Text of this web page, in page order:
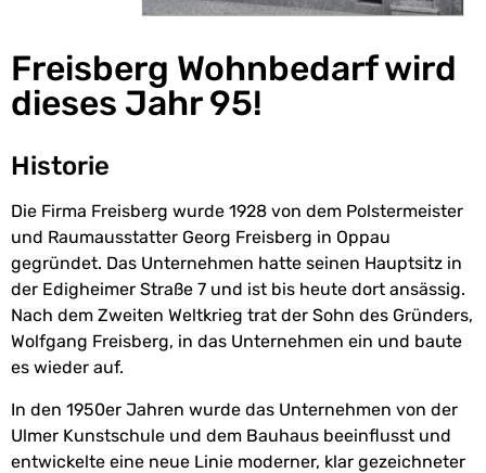
Freisberg Wohnbedarf wird
dieses Jahr 95!
Historie
Die Firma Freisberg wurde 1928 von dem Polstermeister
und Raumausstatter Georg Freisberg in Oppau
gegründet. Das Unternehmen hatte seinen Hauptsitz in
der Edigheimer Straße 7 und ist bis heute dort ansässig.
Nach dem Zweiten Weltkrieg trat der Sohn des Gründers,
Wolfgang Freisberg, in das Unternehmen ein und baute
es wieder auf.
In den 1950er Jahren wurde das Unternehmen von der
Ulmer Kunstschule und dem Bauhaus beeinflusst und
entwickelte eine neue Linie moderner, klar gezeichneter